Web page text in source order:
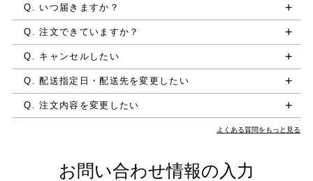
Q. いつ届きますか？
Q. 注文できていますか？
Q. キャンセルしたい
Q. 配送指定日・配送先を変更したい
Q. 注文内容を変更したい
よくある質問をもっと見る
お問い合わせ情報の入力